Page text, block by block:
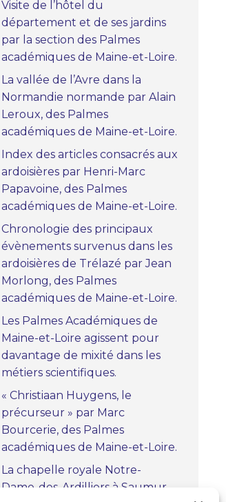
Visite de l’hôtel du
département et de ses jardins
par la section des Palmes
académiques de Maine-et-Loire.
La vallée de l’Avre dans la
Normandie normande par Alain
Leroux, des Palmes
académiques de Maine-et-Loire.
Index des articles consacrés aux
ardoisières par Henri-Marc
Papavoine, des Palmes
académiques de Maine-et-Loire.
Chronologie des principaux
évènements survenus dans les
ardoisières de Trélazé par Jean
Morlong, des Palmes
académiques de Maine-et-Loire.
Les Palmes Académiques de
Maine-et-Loire agissent pour
davantage de mixité dans les
métiers scientifiques.
« Christiaan Huygens, le
précurseur » par Marc
Bourcerie, des Palmes
académiques de Maine-et-Loire.
La chapelle royale Notre-
Dame-des-Ardilliers à Saumur